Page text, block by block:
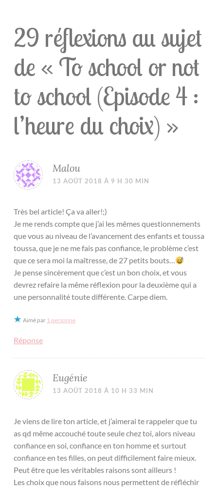
29 réflexions au sujet
de « To school or not
to school (Episode 4 :
l’heure du choix) »
Malou
13 AOÛT 2018 À 9 H 30 MIN
Très bel article! Ça va aller!;)
Je me rends compte que j’ai les mêmes questionnements
que vous au niveau de l’avancement des enfants et toussa
toussa, que je ne me fais pas confiance, le problème c’est
que ce sera moi la maîtresse, de 27 petits bouts…
Je pense sincèrement que c’est un bon choix, et vous
devrez refaire la même réflexion pour la deuxième qui a
une personnalité toute différente. Carpe diem.
Aimé par 1 personne
Réponse
Eugénie
13 AOÛT 2018 À 10 H 33 MIN
Je viens de lire ton article, et j’aimerai te rappeler que tu
as qd même accouché toute seule chez toi, alors niveau
confiance en soi, confiance en ton homme et surtout
confiance en tes filles, on peut difficilement faire mieux.
Peut être que les véritables raisons sont ailleurs !
Les choix que nous faisons nous permettent de réfléchir